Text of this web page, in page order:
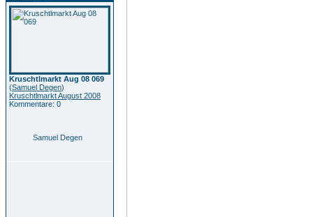
Kruschtlmarkt Aug 08 069
(Samuel Degen)
Kruschtlmarkt August 2008
Kommentare: 0
Samuel Degen